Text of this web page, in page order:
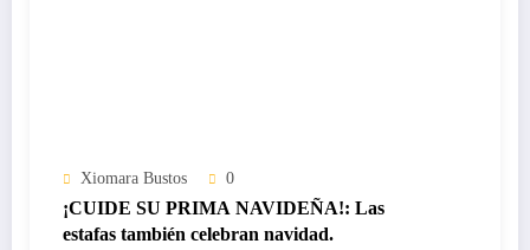
Xiomara Bustos 0
¡CUIDE SU PRIMA NAVIDEÑA!: Las
estafas también celebran navidad.